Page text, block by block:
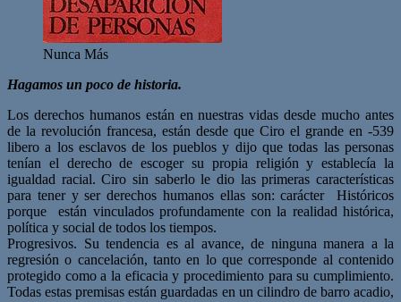
Nunca Más
Hagamos un poco de historia.
Los derechos humanos están en nuestras vidas desde mucho antes
de la revolución francesa, están desde que Ciro el grande en -539
libero a los esclavos de los pueblos y dijo que todas las personas
tenían el derecho de escoger su propia religión y establecía la
igualdad racial. Ciro sin saberlo le dio las primeras características
para tener y ser derechos humanos ellas son: carácter Históricos
porque están vinculados profundamente con la realidad histórica,
política y social de todos los tiempos.
Progresivos. Su tendencia es al avance, de ninguna manera a la
regresión o cancelación, tanto en lo que corresponde al contenido
protegido como a la eficacia y procedimiento para su cumplimiento.
Todas estas premisas están guardadas en un cilindro de barro acadio,